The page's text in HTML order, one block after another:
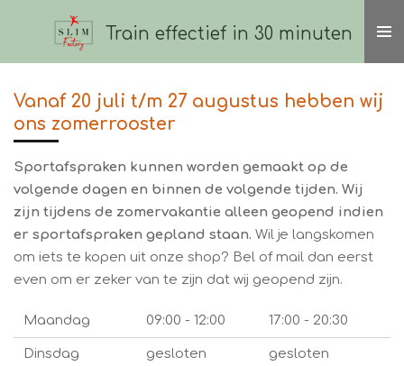
naar
hoofdinhoud
Train effectief in 30 minuten
Vanaf 20 juli t/m 27 augustus hebben wij
ons zomerrooster
Sportafspraken kunnen worden gemaakt op de
volgende dagen en binnen de volgende tijden. Wij
zijn tijdens de zomervakantie alleen geopend indien
er sportafspraken gepland staan. Wil je langskomen
om iets te kopen uit onze shop? Bel of mail dan eerst
even om er zeker van te zijn dat wij geopend zijn.
Maandag 09:00 - 12:00 17:00 - 20:30
Dinsdag gesloten gesloten